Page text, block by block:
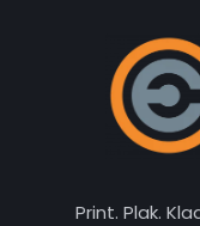
Print. Plak.